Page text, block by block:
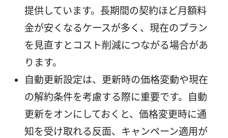
提供しています。長期間の契約ほど月額料
金が安くなるケースが多く、現在のプラン
を見直すとコスト削減につながる場合があ
ります。
自動更新設定は、更新時の価格変動や現在
の解約条件を考慮する際に重要です。自動
更新をオンにしておくと、価格変更時に通
知を受け取れる反面、キャンペーン適用が